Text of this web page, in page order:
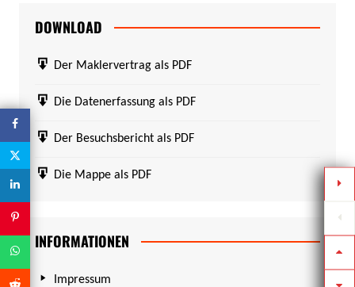
DOWNLOAD
Der Maklervertrag als PDF
Die Datenerfassung als PDF
Der Besuchsbericht als PDF
Die Mappe als PDF
INFORMATIONEN
Impressum